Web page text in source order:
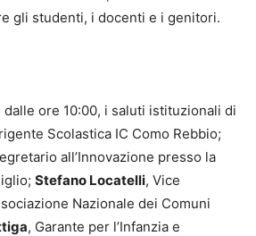
gli studenti, i docenti e i genitori.
dalle ore 10:00, i saluti istituzionali di
Scolastica IC Como Rebbio;
all’Innovazione presso la
Stefano Locatelli, Vice
Nazionale dei Comuni
, Garante per l’Infanzia e